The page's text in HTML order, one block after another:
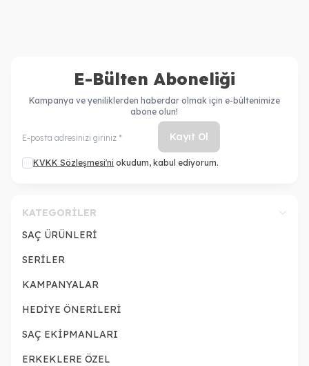
E-Bülten Aboneliği
Kampanya ve yeniliklerden haberdar olmak için e-bültenimize
abone olun!
Kayıt Ol
KVKK Sözleşmesi'ni okudum, kabul ediyorum.
KATEGORILER
SAÇ ÜRÜNLERİ
SERİLER
KAMPANYALAR
HEDİYE ÖNERİLERİ
SAÇ EKİPMANLARI
ERKEKLERE ÖZEL